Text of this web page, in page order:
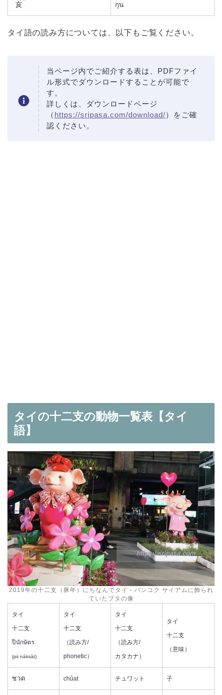
亥 กุน
タイ語の読み方については、以下もご覧ください。
当ページ内でご紹介する表は、PDFファイ
ル形式でダウンロードすることが可能で
す。
詳しくは、ダウンロードページ
（ https://sripasa.com/download/）をご確
認ください。
タイの十二支の動物一覧表【タイ
語】
2019年の十二支（豚年）にちなんでタイ・バンコク サイアムに飾られ
ていたブタの像
タイ
十二支
ปีนักษัตร
(pii náksàt)
タイ
十二支
（読み方/
phonetic）
タイ
十二支
（読み方/
カタカナ）
タイ
十二支
（意味）
ชวด chûat チュワット 子